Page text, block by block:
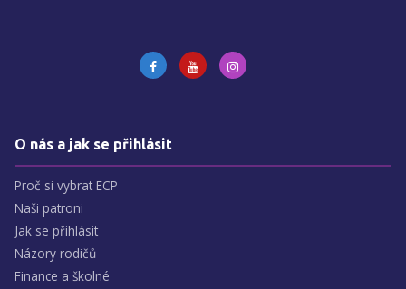
O nás a jak se přihlásit
Proč si vybrat ECP
Naši patroni
Jak se přihlásit
Názory rodičů
Finance a školné